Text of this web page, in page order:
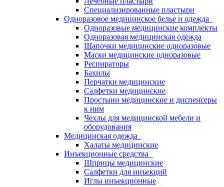
Специализированные пластыри
Одноразовое медицинское белье и одежда
Одноразовые медицинские комплекты
Одноразовая медицинская одежда
Шапочки медицинские одноразовые
Маски медицинские одноразовые
Респираторы
Бахилы
Перчатки медицинские
Салфетки медицинские
Простыни медицинские и диспенсеры
к ним
Чехлы для медицинской мебели и
оборудования
Медицинская одежда
Халаты медицинские
Инъекционные средства
Шприцы медицинские
Салфетки для инъекций
Иглы инъекционные